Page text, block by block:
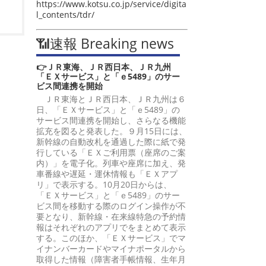
https://www.kotsu.co.jp/service/digita
l_contents/tdr/
📶速報 Breaking news
👉ＪＲ東海、ＪＲ西日本、ＪＲ九州
「ＥＸサービス」と「ｅ5489」のサー
ビス間連携を開始
ＪＲ東海とＪＲ西日本、ＪＲ九州は６
日、「ＥＸサービス」と「ｅ5489」の
サービス間連携を開始し、さらなる機能
拡充を図ると発表した。９月15日には、
新幹線の自動改札を通過した際に紙で発
行している「ＥＸご利用票（座席のご案
内）」を電子化。列車や座席に加え、発
車番線や遅延・運休情報も「ＥＸアプ
リ」で表示する。10月20日からは、
「ＥＸサービス」と「ｅ5489」のサー
ビス間を移動する際のログイン操作が不
要となり、新幹線・在来線特急の予約情
報はそれぞれのアプリでをまとめて表示
する。このほか、「ＥＸサービス」でマ
イナンバーカードやマイナポータルから
取得した情報（障害者手帳情報、生年月